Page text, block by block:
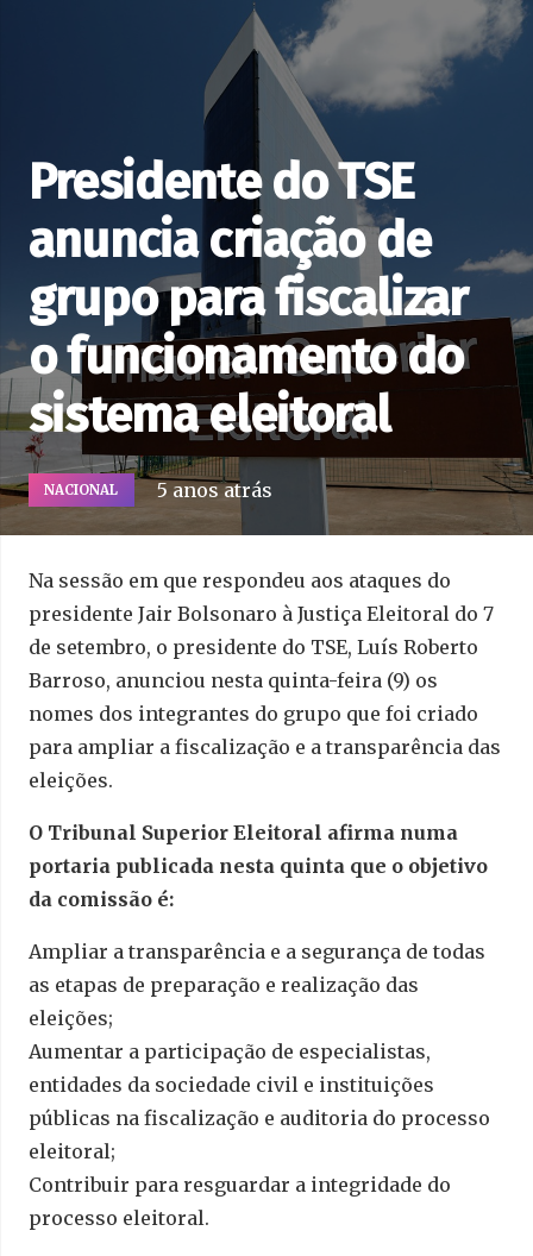
Presidente do TSE
anuncia criação de
grupo para fiscalizar
o funcionamento do
sistema eleitoral
NACIONAL 5 anos atrás
Na sessão em que respondeu aos ataques do
presidente Jair Bolsonaro à Justiça Eleitoral do 7
de setembro, o presidente do TSE, Luís Roberto
Barroso, anunciou nesta quinta-feira (9) os
nomes dos integrantes do grupo que foi criado
para ampliar a fiscalização e a transparência das
eleições.
O Tribunal Superior Eleitoral afirma numa
portaria publicada nesta quinta que o objetivo
da comissão é:
Ampliar a transparência e a segurança de todas
as etapas de preparação e realização das
eleições;
Aumentar a participação de especialistas,
entidades da sociedade civil e instituições
públicas na fiscalização e auditoria do processo
eleitoral;
Contribuir para resguardar a integridade do
processo eleitoral.